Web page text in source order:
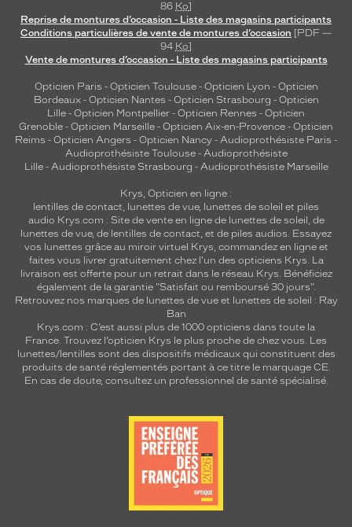
86 Ko]
Reprise de montures d’occasion - Liste des magasins participants
Conditions particulières de vente de montures d’occasion [PDF —
94 Ko]
Vente de montures d’occasion - Liste des magasins participants
Opticien Paris - Opticien Toulouse- Opticien Lyon - Opticien
Bordeaux- Opticien Nantes - Opticien Strasbourg - Opticien
Lille - Opticien Montpellier - Opticien Rennes - Opticien
Grenoble - Opticien Marseille - Opticien Aix-en-Provence - Opticien
Reims - Opticien Angers - Opticien Nancy - Audioprothésiste Paris -
Audioprothésiste Toulouse- Audioprothésiste
Lille- Audioprothésiste Strasbourg - Audioprothésiste Marseille
Krys, Opticien en ligne :
lentilles de contact, lunettes de vue, lunettes de soleil et piles
audio Krys.com : Site de vente en ligne de lunettes de soleil, de
lunettes de vue, de lentilles de contact, et de piles audios. Essayez
vos lunettes grâce au miroir virtuel Krys, commandez en ligne et
faites vous livrer gratuitement chez l'un des opticiens Krys. La
livraison est offerte pour un retrait dans le réseau Krys. Bénéficiez
également de la garantie "Satisfait ou remboursé 30 jours".
Retrouvez nos marques de lunettes de vue et lunettes de soleil : Ray
Ban
Krys.com : C’est aussi plus de 1000 opticiens dans toute la
France. Trouvez l’opticien Krys le plus proche de chez vous. Les
lunettes/lentilles sont des dispositifs médicaux qui constituent des
produits de santé réglementés portant à ce titre le marquage CE.
En cas de doute, consultez un professionnel de santé spécialisé.